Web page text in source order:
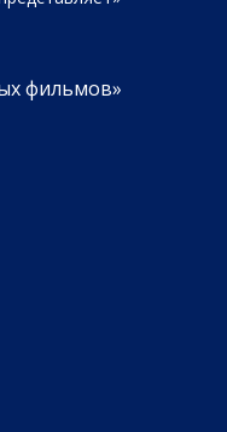
фильмов»